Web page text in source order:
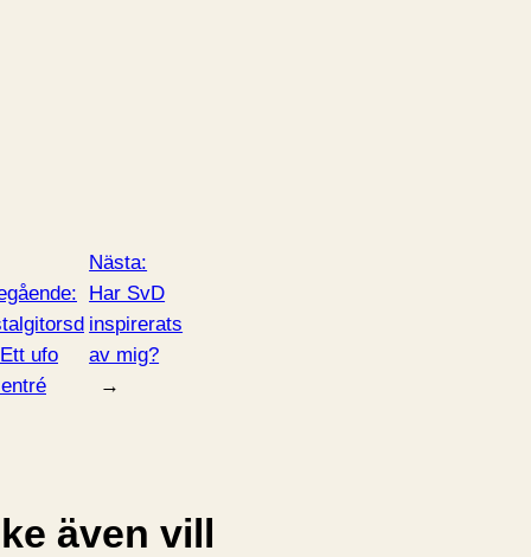
ufo
Nästa:
Har SvD
inspirerats
av mig?
→
även vill